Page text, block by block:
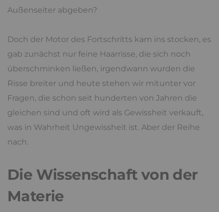
Außenseiter abgeben?
Doch der Motor des Fortschritts kam ins stocken, es
gab zunächst nur feine Haarrisse, die sich noch
überschminken ließen, irgendwann wurden die
Risse breiter und heute stehen wir mitunter vor
Fragen, die schon seit hunderten von Jahren die
gleichen sind und oft wird als Gewissheit verkauft,
was in Wahrheit Ungewissheit ist. Aber der Reihe
nach.
Die Wissenschaft von der
Materie